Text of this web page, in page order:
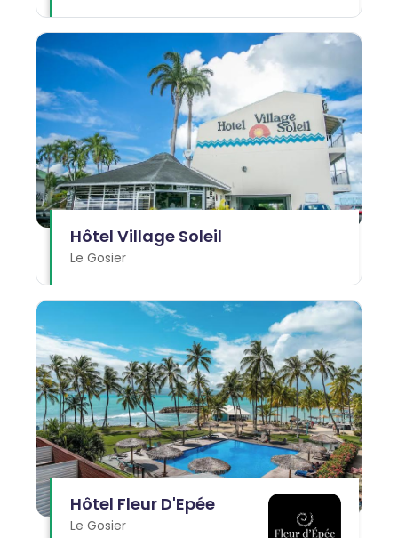
Hôtel Village Soleil
Le Gosier
Hôtel Fleur D'Epée
Le Gosier